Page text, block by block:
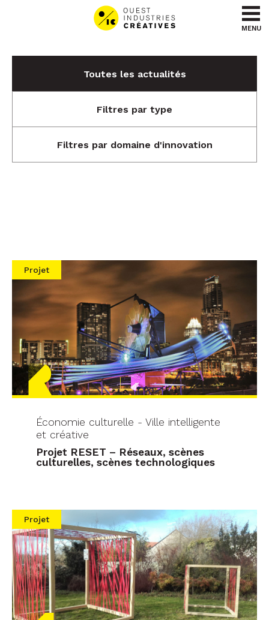
Aller au menu
Aller au contenu
MENU
Toutes les actualités
Filtres par type
Filtres par domaine d'innovation
Projet
Économie culturelle - Ville intelligente
et créative
Projet RESET – Réseaux, scènes
culturelles, scènes technologiques
Projet